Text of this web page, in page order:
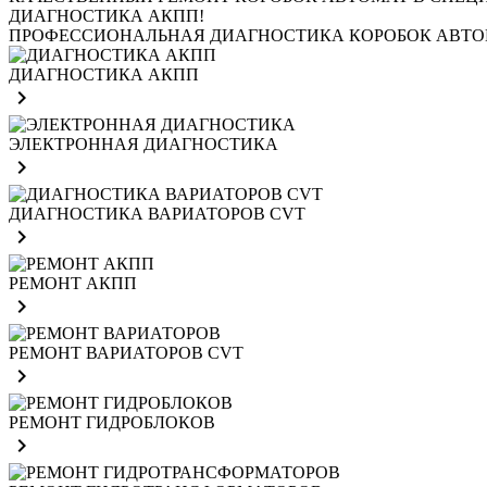
ДИАГНОСТИКА АКПП!
ПРОФЕССИОНАЛЬНАЯ ДИАГНОСТИКА КОРОБОК
ДИАГНОСТИКА АКПП
navigate_next
ЭЛЕКТРОННАЯ ДИАГНОСТИКА
navigate_next
ДИАГНОСТИКА ВАРИАТОРОВ CVT
navigate_next
РЕМОНТ АКПП
navigate_next
РЕМОНТ ВАРИАТОРОВ CVT
navigate_next
РЕМОНТ ГИДРОБЛОКОВ
navigate_next